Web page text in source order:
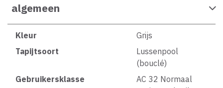
algemeen
Kleur
Grijs
Tapijtsoort
Lussenpool
(bouclé)
Gebruikersklasse
AC 32 Normaal